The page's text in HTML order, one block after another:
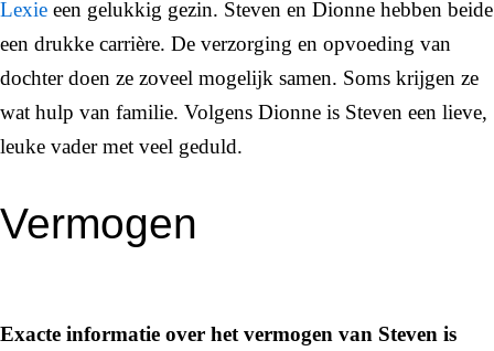
Lexie een gelukkig gezin. Steven en Dionne hebben beide
een drukke carrière. De verzorging en opvoeding van
dochter doen ze zoveel mogelijk samen. Soms krijgen ze
wat hulp van familie. Volgens Dionne is Steven een lieve,
leuke vader met veel geduld.
Vermogen
Exacte informatie over het vermogen van Steven is